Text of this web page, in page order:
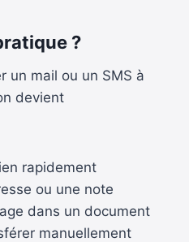
?
un mail ou un SMS à
devient
rapidement
ou une note
dans un document
manuellement